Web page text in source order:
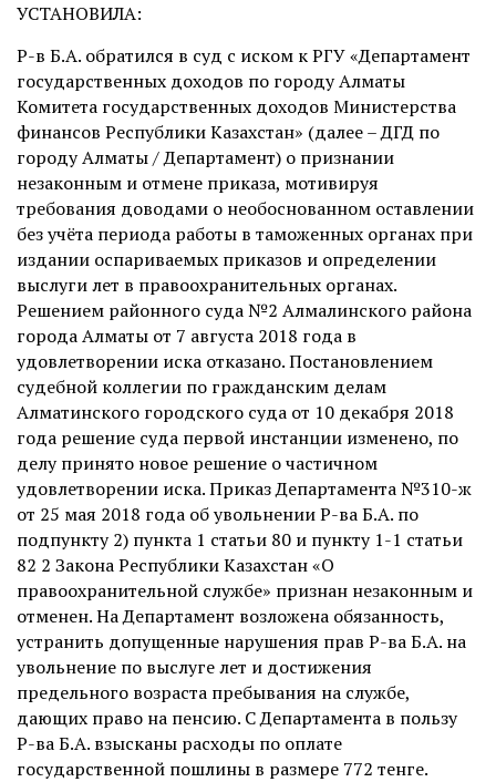
УСТАНОВИЛА:
Р-в Б.А. обратился в суд с иском к РГУ «Департамент
государственных доходов по городу Алматы
Комитета государственных доходов Министерства
финансов Республики Казахстан» (далее – ДГД по
городу Алматы / Департамент) о признании
незаконным и отмене приказа, мотивируя
требования доводами о необоснованном оставлении
без учёта периода работы в таможенных органах при
издании оспариваемых приказов и определении
выслуги лет в правоохранительных органах.
Решением районного суда №2 Алмалинского района
города Алматы от 7 августа 2018 года в
удовлетворении иска отказано. Постановлением
судебной коллегии по гражданским делам
Алматинского городского суда от 10 декабря 2018
года решение суда первой инстанции изменено, по
делу принято новое решение о частичном
удовлетворении иска. Приказ Департамента №310-ж
от 25 мая 2018 года об увольнении Р-ва Б.А. по
подпункту 2) пункта 1 статьи 80 и пункту 1-1 статьи
82 2 Закона Республики Казахстан «О
правоохранительной службе» признан незаконным и
отменен. На Департамент возложена обязанность,
устранить допущенные нарушения прав Р-ва Б.А. на
увольнение по выслуге лет и достижения
предельного возраста пребывания на службе,
дающих право на пенсию. С Департамента в пользу
Р-ва Б.А. взысканы расходы по оплате
государственной пошлины в размере 772 тенге.